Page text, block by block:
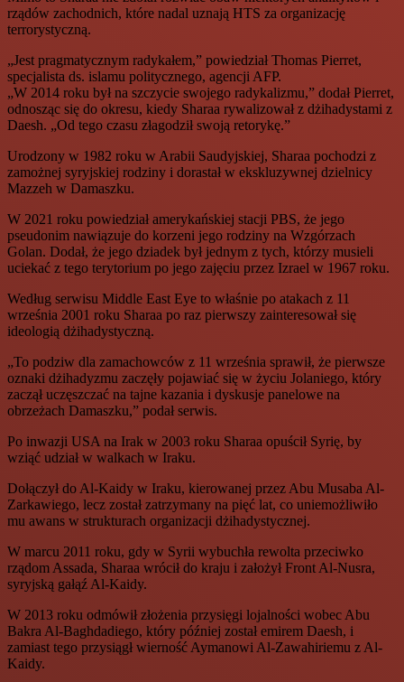
rządów zachodnich, które nadal uznają HTS za organizację
terrorystyczną.
„Jest pragmatycznym radykałem,” powiedział Thomas Pierret,
specjalista ds. islamu politycznego, agencji AFP.
„W 2014 roku był na szczycie swojego radykalizmu,” dodał Pierret,
odnosząc się do okresu, kiedy Sharaa rywalizował z dżihadystami z
Daesh. „Od tego czasu złagodził swoją retorykę.”
Urodzony w 1982 roku w Arabii Saudyjskiej, Sharaa pochodzi z
zamożnej syryjskiej rodziny i dorastał w ekskluzywnej dzielnicy
Mazzeh w Damaszku.
W 2021 roku powiedział amerykańskiej stacji PBS, że jego
pseudonim nawiązuje do korzeni jego rodziny na Wzgórzach
Golan. Dodał, że jego dziadek był jednym z tych, którzy musieli
uciekać z tego terytorium po jego zajęciu przez Izrael w 1967 roku.
Według serwisu Middle East Eye to właśnie po atakach z 11
września 2001 roku Sharaa po raz pierwszy zainteresował się
ideologią dżihadystyczną.
„To podziw dla zamachowców z 11 września sprawił, że pierwsze
oznaki dżihadyzmu zaczęły pojawiać się w życiu Jolaniego, który
zaczął uczęszczać na tajne kazania i dyskusje panelowe na
obrzeżach Damaszku,” podał serwis.
Po inwazji USA na Irak w 2003 roku Sharaa opuścił Syrię, by
wziąć udział w walkach w Iraku.
Dołączył do Al-Kaidy w Iraku, kierowanej przez Abu Musaba Al-
Zarkawiego, lecz został zatrzymany na pięć lat, co uniemożliwiło
mu awans w strukturach organizacji dżihadystycznej.
W marcu 2011 roku, gdy w Syrii wybuchła rewolta przeciwko
rządom Assada, Sharaa wrócił do kraju i założył Front Al-Nusra,
syryjską gałąź Al-Kaidy.
W 2013 roku odmówił złożenia przysięgi lojalności wobec Abu
Bakra Al-Baghdadiego, który później został emirem Daesh, i
zamiast tego przysiągł wierność Aymanowi Al-Zawahiriemu z Al-
Kaidy.